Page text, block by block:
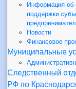
Информация об
поддержки
Новости
Финансовое
Муниципальные
Следственный
РФ по